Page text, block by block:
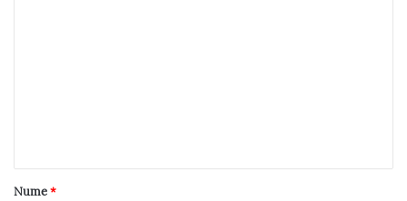
r
Nume*